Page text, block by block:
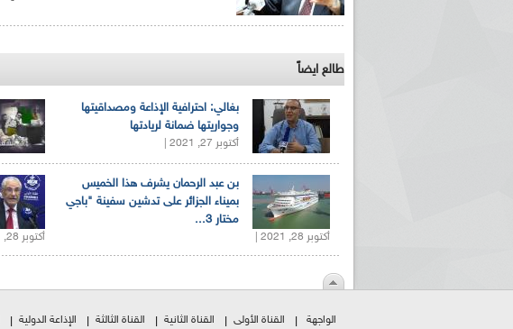
طالع ايضاً
بغالي: احترافية الإذاعة ومصداقيتها
وجواريتها ضمانة لريادتها
أكتوبر 27, 2021 |
أكتوبر 28, 2021 |
بن عبد الرحمان يشرف هذا الخميس
بميناء الجزائر على تدشين سفينة "باجي
مختار 3...
أكتوبر 28, 2021 |
الواجهة القناة الأولى القناة الثانية القناة الثالثة الإذاعة الدولية